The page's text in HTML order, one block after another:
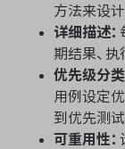
方法来设
详细描述：
期结果、执
优先级分类
用例设定
到优先测试
可重用性：